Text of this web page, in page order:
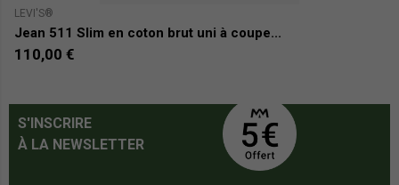
LEVI'S®
Jean 511 Slim en coton brut uni à coupe...
110,00 €
S'INSCRIRE
À LA NEWSLETTER